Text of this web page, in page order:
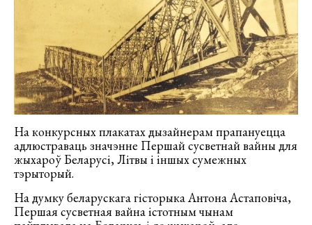
На конкурсных плакатах дызайнерам прапануецца
адлюстраваць значэнне Першай сусветнай вайны для
жыхароў Беларусі, Літвы і іншых сумежных
тэрыторый.
На думку беларускага гісторыка Антона Астаповіча,
Першая сусветная вайна істотным чынам